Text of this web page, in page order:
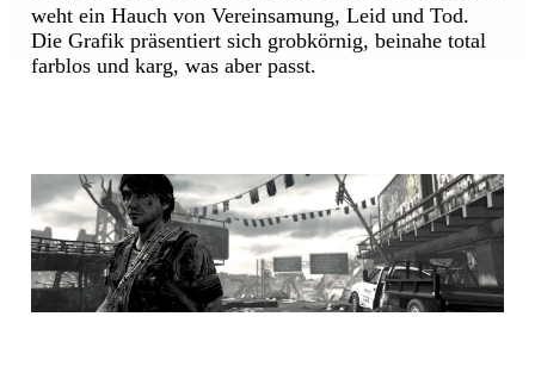
weht ein Hauch von Vereinsamung, Leid und Tod.
Die Grafik präsentiert sich grobkörnig, beinahe total
farblos und karg, was aber passt.